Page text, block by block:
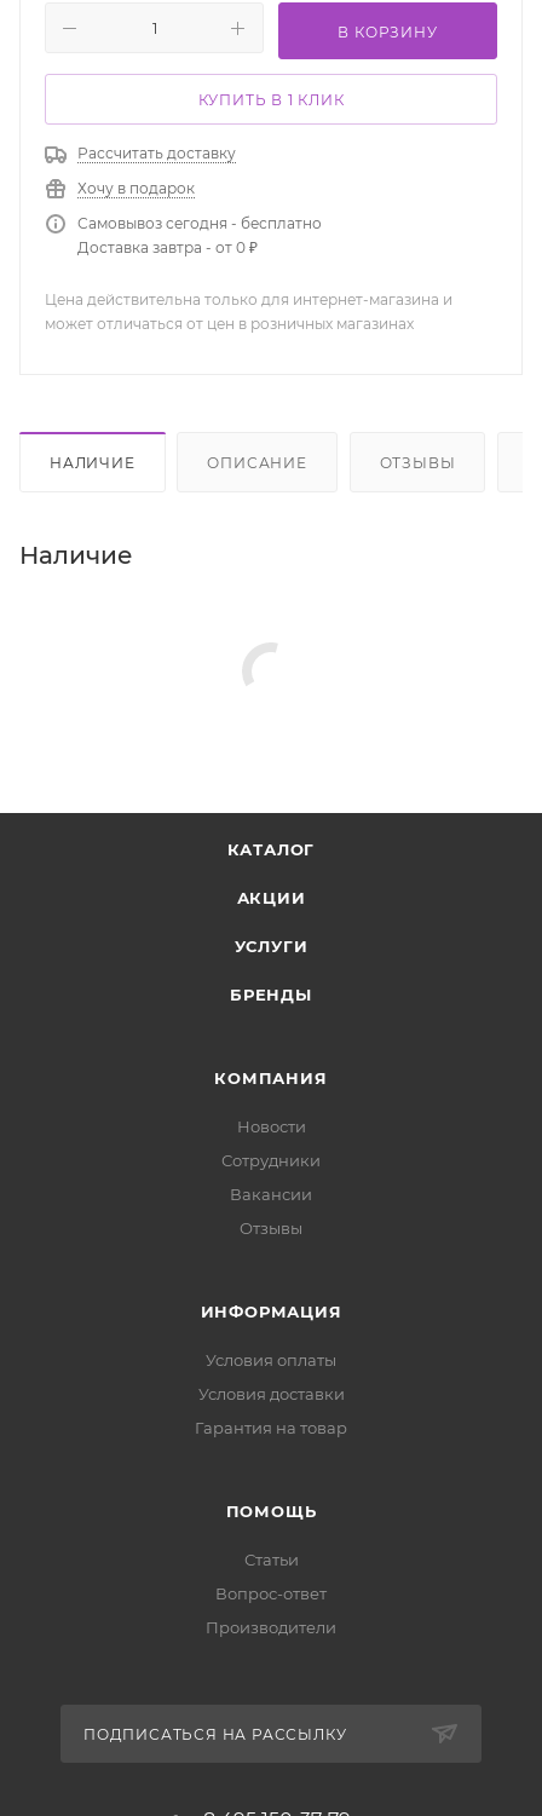
В КОРЗИНУ
КУПИТЬ В 1 КЛИК
Рассчитать доставку
Хочу в подарок
Самовывоз сегодня - бесплатно
Доставка завтра - от 0 ₽
Цена действительна только для интернет-магазина и
может отличаться от цен в розничных магазинах
НАЛИЧИЕ ОПИСАНИЕ ОТЗЫВЫ
Наличие
КАТАЛОГ
АКЦИИ
УСЛУГИ
БРЕНДЫ
КОМПАНИЯ
Новости
Сотрудники
Вакансии
Отзывы
ИНФОРМАЦИЯ
Условия оплаты
Условия доставки
Гарантия на товар
ПОМОЩЬ
Статьи
Вопрос-ответ
Производители
ПОДПИСАТЬСЯ НА РАССЫЛКУ